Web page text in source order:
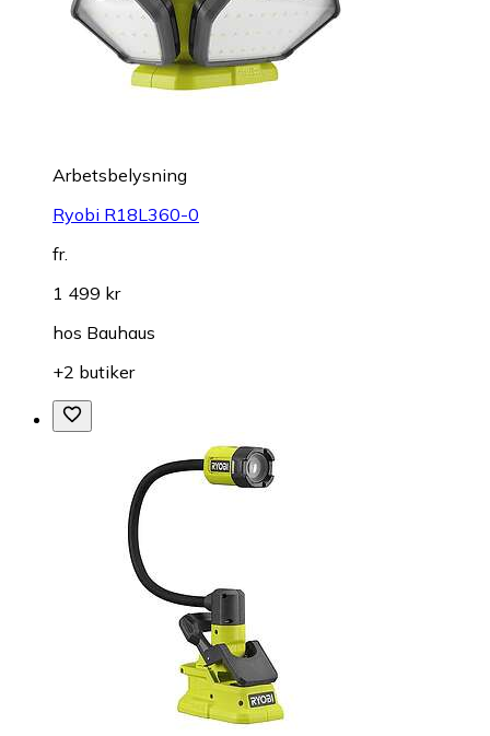
Arbetsbelysning
Ryobi R18L360-0
fr.
1 499 kr
hos Bauhaus
+2 butiker